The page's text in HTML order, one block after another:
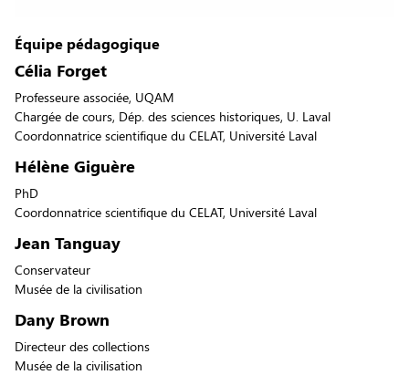
Équipe pédagogique
Célia Forget
Professeure associée, UQAM
Chargée de cours, Dép. des sciences historiques, U. Laval
Coordonnatrice scientifique du CELAT, Université Laval
Hélène Giguère
PhD
Coordonnatrice scientifique du CELAT, Université Laval
Jean Tanguay
Conservateur
Musée de la civilisation
Dany Brown
Directeur des collections
Musée de la civilisation